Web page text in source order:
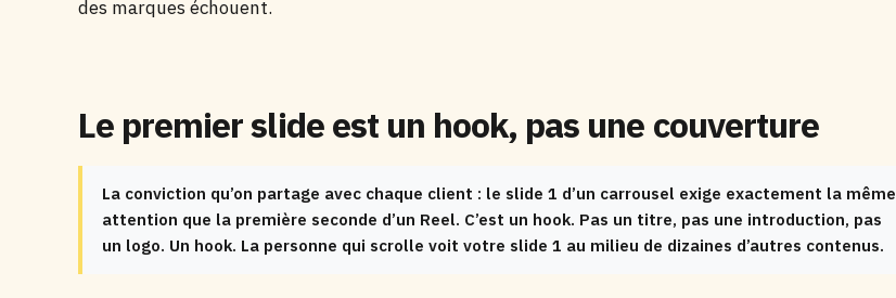
des marques échouent.
Le premier slide est un hook, pas une couverture
La conviction qu’on partage avec chaque client : le slide 1 d’un carrousel exige exactement la même
attention que la première seconde d’un Reel. C’est un hook. Pas un titre, pas une introduction, pas
un logo. Un hook. La personne qui scrolle voit votre slide 1 au milieu de dizaines d’autres contenus.